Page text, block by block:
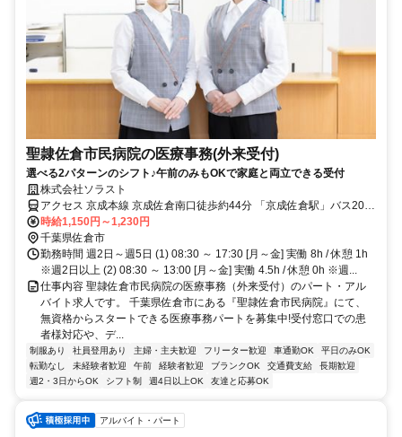
聖隷佐倉市民病院の医療事務(外来受付)
選べる2パターンのシフト♪午前のみもOKで家庭と両立できる受付
株式会社ソラスト
アクセス 京成本線 京成佐倉南口徒歩約44分 「京成佐倉駅」バス20分
／車通勤可
時給1,150円～1,230円
千葉県佐倉市
勤務時間 週2日～週5日 (1) 08:30 ～ 17:30 [月～金] 実働 8h / 休憩 1h
※週2日以上 (2) 08:30 ～ 13:00 [月～金] 実働 4.5h / 休憩 0h ※週...
仕事内容 聖隷佐倉市民病院の医療事務（外来受付）のパート・アル
バイト求人です。 千葉県佐倉市にある『聖隷佐倉市民病院』にて、
無資格からスタートできる医療事務パートを募集中!受付窓口での患
者様対応や、デ...
制服あり 社員登用あり 主婦・主夫歓迎 フリーター歓迎 車通勤OK
平日のみOK
転勤なし
未経験者歓迎 午前 経験者歓迎 ブランクOK 交通費支給
長期歓迎
週2・3日からOK
シフト制 週4日以上OK 友達と応募OK
アルバイト・パート